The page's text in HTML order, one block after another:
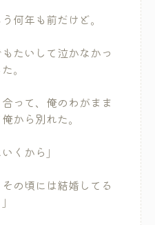
何年も前だけど。
たいして泣かなかっ
。
って、俺のわがまま
から別れた。
くから」
の頃には結婚してる